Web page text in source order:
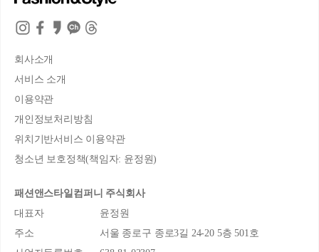
회사소개
서비스 소개
이용약관
개인정보처리방침
위치기반서비스 이용약관
청소년 보호정책(책임자: 윤정원)
패션앤스타일컴퍼니 주식회사
대표자
윤정원
주소
서울 종로구 종로3길 24-20 5층 501호